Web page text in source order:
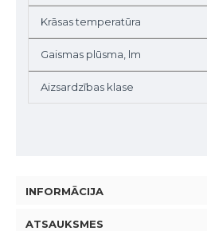
Krāsas temperatūra
Gaismas plūsma, lm
Aizsardzības klase
INFORMĀCIJA
ATSAUKSMES